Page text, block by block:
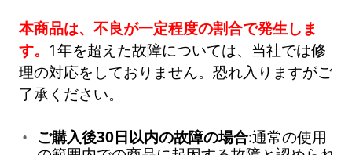
本商品は、不良が一定程度の割合で発生しま
す。 1年を超えた故障については、当社では修
理の対応をしておりません。恐れ入りますがご
了承ください。
ご購入後30日以内の故障の場合:通常の使用